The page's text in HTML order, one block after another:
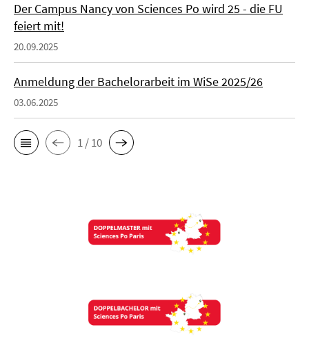
Der Campus Nancy von Sciences Po wird 25 - die FU
feiert mit!
20.09.2025
Anmeldung der Bachelorarbeit im WiSe 2025/26
03.06.2025
1 / 10